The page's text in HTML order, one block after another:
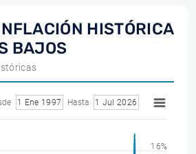
HISTÓRICA
BAJOS
1 Ene 1997 Hasta 1 Jul 2026
16%